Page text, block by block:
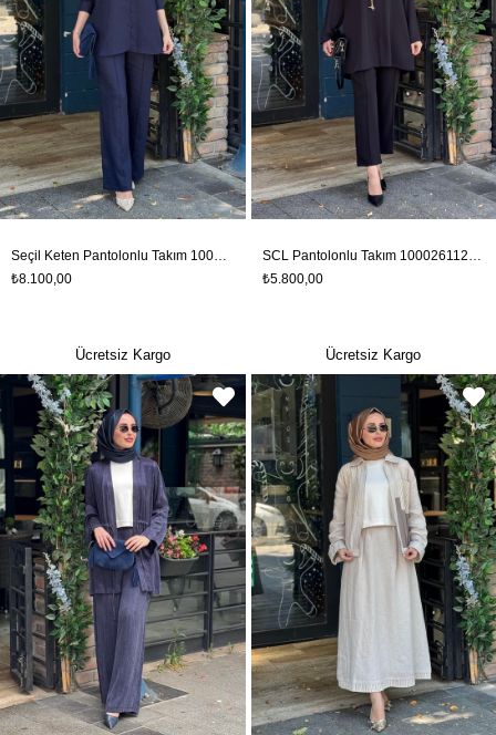
Seçil Keten Pantolonlu Takım 10002611510036T Lacivert
₺8.100,00
Ücretsiz Kargo
SCL Pantolonlu Takım 10002611211033T Siyah
₺5.800,00
Ücretsiz Kargo